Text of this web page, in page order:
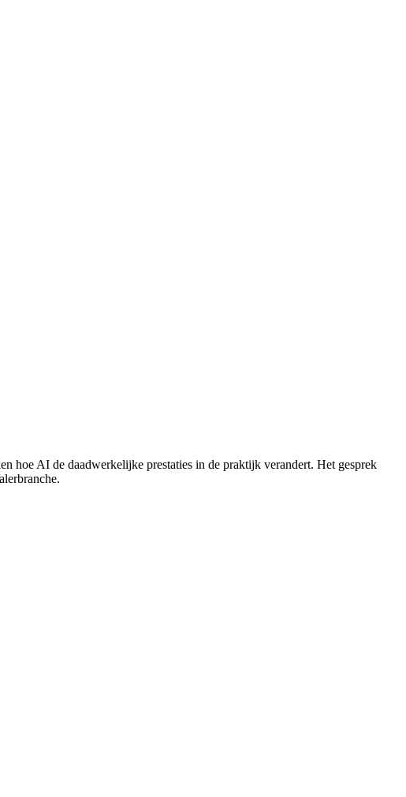
hoe AI de daadwerkelijke prestaties in de praktijk verandert. Het gesprek